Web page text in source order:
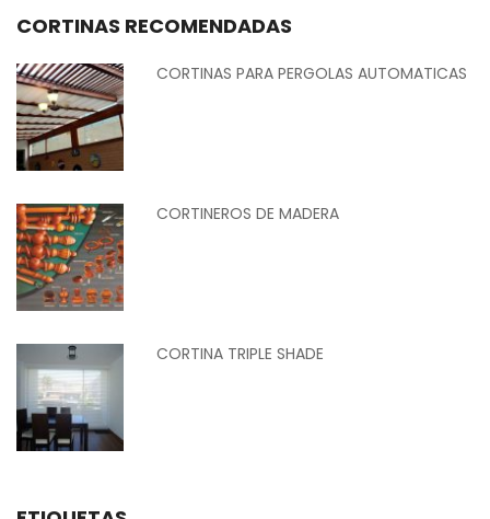
CORTINAS RECOMENDADAS
CORTINAS PARA PERGOLAS AUTOMATICAS
CORTINEROS DE MADERA
CORTINA TRIPLE SHADE